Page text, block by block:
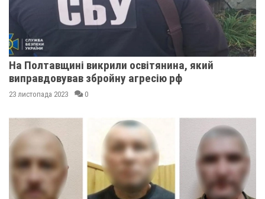
На Полтавщині викрили освітянина, який
виправдовував збройну агресію рф
23 листопада 2023 0